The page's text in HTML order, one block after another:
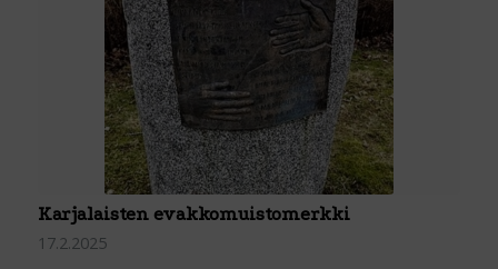
Karjalaisten evakkomuistomerkki
17.2.2025